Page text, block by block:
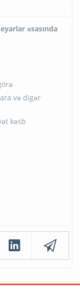
əsasında
və digər
kəsb